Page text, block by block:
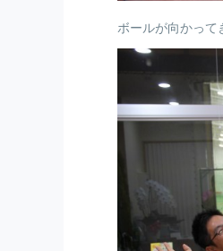
ボールが向かって